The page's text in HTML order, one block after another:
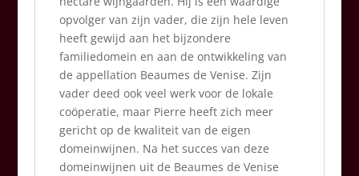
opvolger van zijn vader, die zijn hele leven
heeft gewijd aan het bijzondere
familiedomein en aan de ontwikkeling van
de appellation Beaumes de Venise. Zijn
vader deed ook veel werk voor de lokale
coöperatie, maar Pierre heeft zich meer
gericht op de kwaliteit van de eigen
domeinwijnen. Na het succes van deze
domeinwijnen uit de Beaumes de Venise